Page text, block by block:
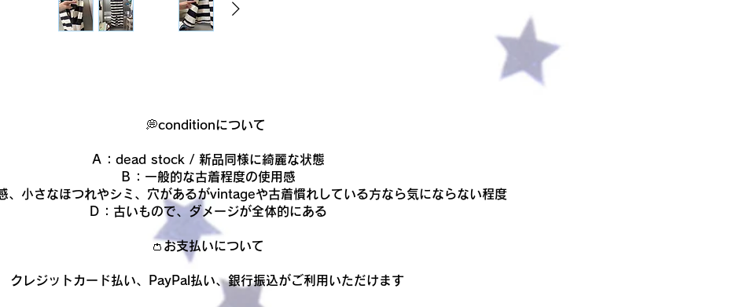
💭conditionについて
Ａ：dead stock / 新品同様に綺麗な状態
Ｂ：一般的な古着程度の使用感
、小さなほつれやシミ、穴があるがvintageや古着慣れしている方なら気にならない程度
Ｄ：古いもので、ダメージが全体的にある​
👛お支払いについて
クレジットカード払い、PayPal払い、銀行振込がご利用いただけます